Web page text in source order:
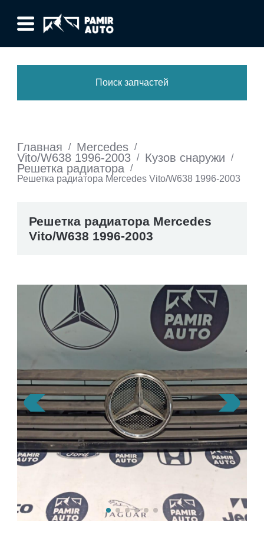
Поиск запчастей
Главная / Mercedes /
Vito/W638 1996-2003 / Кузов снаружи /
Решетка радиатора /
Решетка радиатора Mercedes Vito/W638 1996-2003
Решетка радиатора Mercedes
Vito/W638 1996-2003